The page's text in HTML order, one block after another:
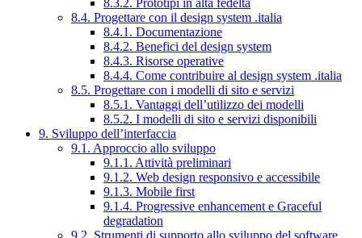
8.3.2. Prototipi in alta fedeltà
8.4. Progettare con il design system .italia
8.4.1. Documentazione
8.4.2. Benefici del design system
8.4.3. Risorse operative
8.4.4. Come contribuire al design system .italia
8.5. Progettare con i modelli di sito e servizi
8.5.1. Vantaggi dell’utilizzo dei modelli
8.5.2. I modelli di sito e servizi disponibili
9. Sviluppo dell’interfaccia
9.1. Approccio allo sviluppo
9.1.1. Attività preliminari
9.1.2. Web design responsivo e accessibile
9.1.3. Mobile first
9.1.4. Progressive enhancement e Graceful
degradation
9.2. Strumenti di supporto allo sviluppo del software